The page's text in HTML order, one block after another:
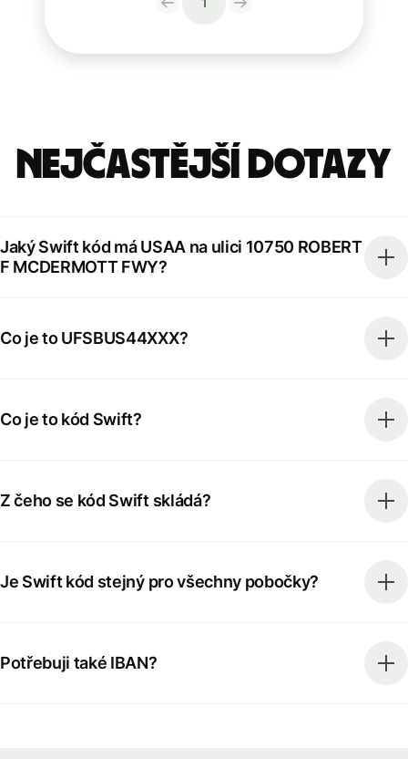
Nejčastější dotazy
Jaký Swift kód má USAA na ulici 10750 ROBERT
F MCDERMOTT FWY?
Co je to UFSBUS44XXX?
Co je to kód Swift?
Z čeho se kód Swift skládá?
Je Swift kód stejný pro všechny pobočky?
Potřebuji také IBAN?